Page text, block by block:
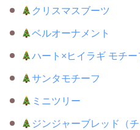
クリスマスブーツ
ベルオーナメント
ハート×ヒイラギ モチー
サンタモチーフ
ミニツリー
ジンジャーブレッド（チ